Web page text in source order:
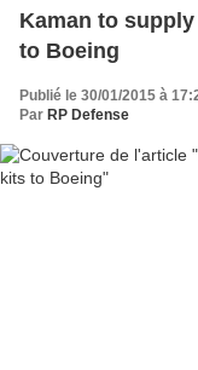
Kaman to
to Boeing
Publié le 30/01/2015 à
Par RP Defense